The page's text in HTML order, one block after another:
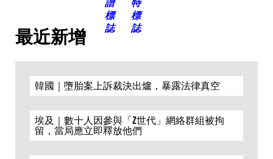
最近新增
韓國｜墮胎案上訴裁決出爐，暴露法律真空
埃及｜數十人因參與「Z世代」網絡群組被拘
留，當局應立即釋放他們